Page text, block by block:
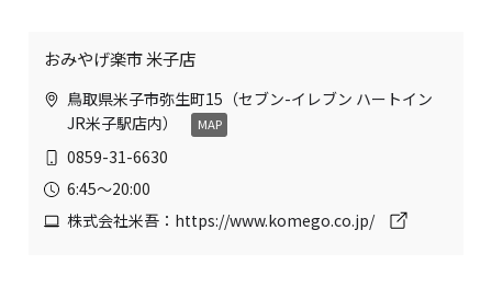
おみやげ楽市 米子店
鳥取県米子市弥生町15（セブン-イレブン ハートイン
JR米子駅店内）
MAP
0859-31-6630
6:45～20:00
株式会社米吾：https://www.komego.co.jp/